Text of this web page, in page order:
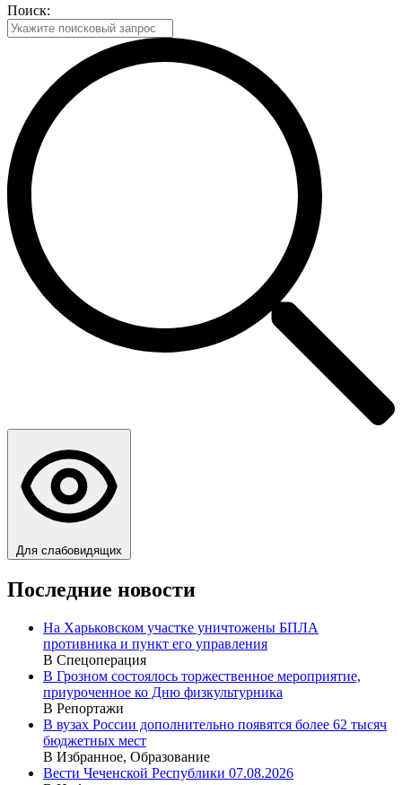
Поиск:
Для слабовидящих
Последние новости
На Харьковском участке уничтожены БПЛА
противника и пункт его управления
В Спецоперация
В Грозном состоялось торжественное мероприятие,
приуроченное ко Дню физкультурника
В Репортажи
В вузах России дополнительно появятся более 62 тысяч
бюджетных мест
В Избранное, Образование
Вести Чеченской Республики 07.08.2026